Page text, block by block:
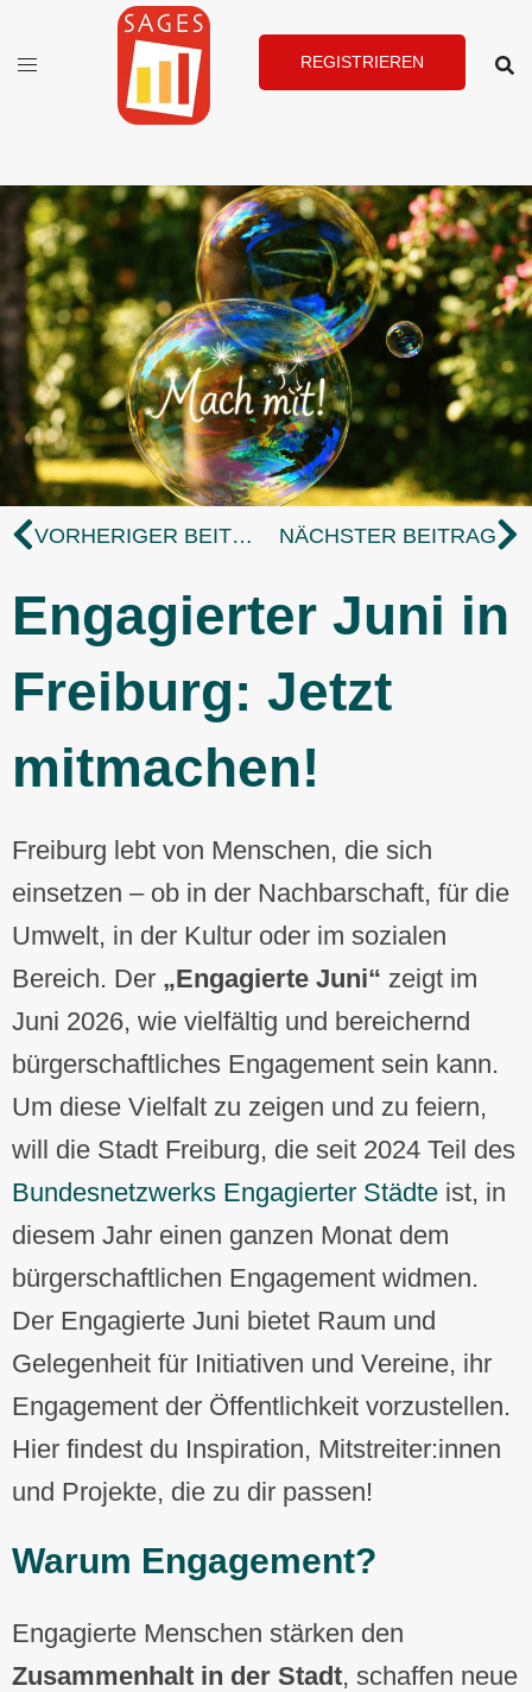
REGISTRIEREN
VORHERIGER BEITRAG NÄCHSTER BEITRAG
Engagierter Juni in
Freiburg: Jetzt
mitmachen!
Freiburg lebt von Menschen, die sich
einsetzen – ob in der Nachbarschaft, für die
Umwelt, in der Kultur oder im sozialen
Bereich. Der „Engagierte Juni“ zeigt im
Juni 2026, wie vielfältig und bereichernd
bürgerschaftliches Engagement sein kann.
Um diese Vielfalt zu zeigen und zu feiern,
will die Stadt Freiburg, die seit 2024 Teil des
Bundesnetzwerks Engagierter Städte ist, in
diesem Jahr einen ganzen Monat dem
bürgerschaftlichen Engagement widmen.
Der Engagierte Juni bietet Raum und
Gelegenheit für Initiativen und Vereine, ihr
Engagement der Öffentlichkeit vorzustellen.
Hier findest du Inspiration, Mitstreiter:innen
und Projekte, die zu dir passen!
Warum Engagement?
Engagierte Menschen stärken den
Zusammenhalt in der Stadt, schaffen neue